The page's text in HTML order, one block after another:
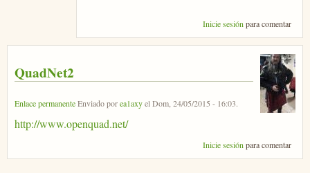
Inicie sesión para comentar
QuadNet2
Enlace permanenteEnviado porea1axyelDom, 24/05/2015 - 16:03.
http://www.openquad.net/
Inicie sesiónpara comentar